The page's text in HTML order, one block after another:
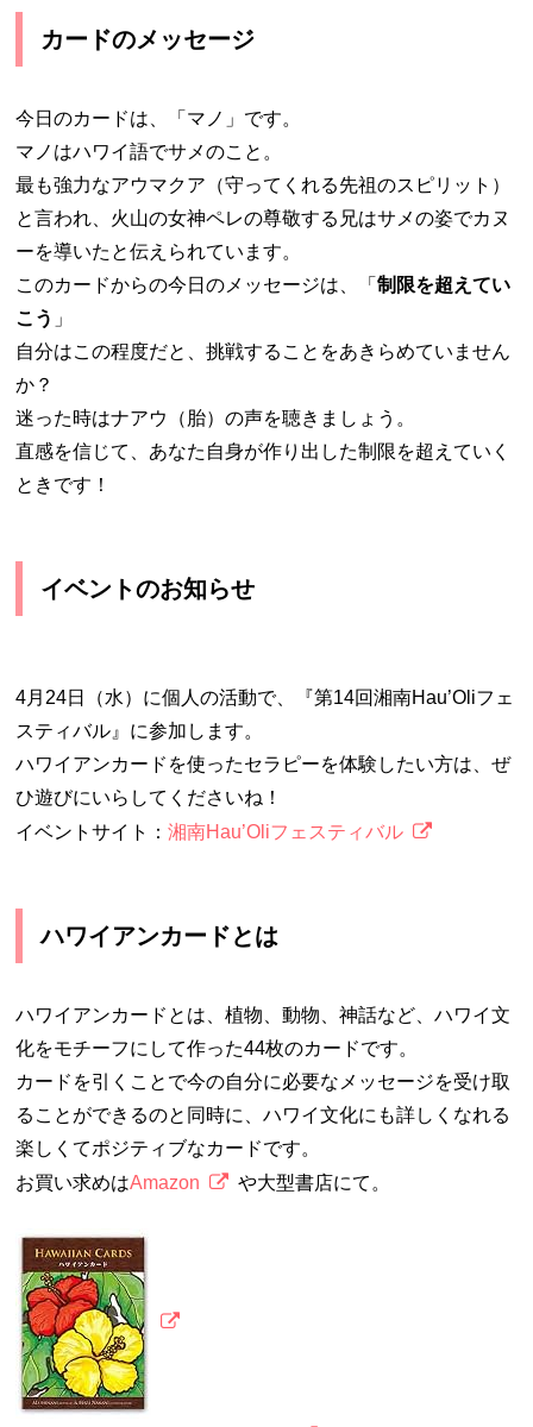
カードのメッセージ
今日のカードは、「マノ」です。
マノはハワイ語でサメのこと。
最も強力なアウマクア（守ってくれる先祖のスピリット）
と言われ、火山の女神ペレの尊敬する兄はサメの姿でカヌ
ーを導いたと伝えられています。
このカードからの今日のメッセージは、「制限を超えてい
こう 」
自分はこの程度だと、挑戦することをあきらめていません
か？
迷った時はナアウ（胎）の声を聴きましょう。
直感を信じて、あなた自身が作り出した制限を超えていく
ときです！
イベントのお知らせ
4月24日（水）に個人の活動で、『第14回湘南Hau’Oliフェ
スティバル』に参加します。
ハワイアンカードを使ったセラピーを体験したい方は、ぜ
ひ遊びにいらしてくださいね！
イベントサイト：湘南Hau’Oliフェスティバル
ハワイアンカードとは
ハワイアンカードとは、植物、動物、神話など、ハワイ文
化をモチーフにして作った44枚のカードです。
カードを引くことで今の自分に必要なメッセージを受け取
ることができるのと同時に、ハワイ文化にも詳しくなれる
楽しくてポジティブなカードです。
お買い求めはAmazon や大型書店にて。